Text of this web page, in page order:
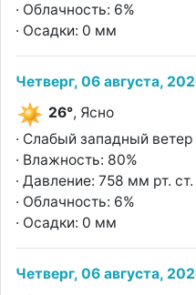
· Облачность: 6%
· Осадки: 0 мм
Четверг, 06 августа,
26°, Ясно
· Слабый западный
· Влажность: 80%
· Давление: 758 мм рт. ст.
· Облачность: 6%
· Осадки: 0 мм
Четверг, 06 августа,